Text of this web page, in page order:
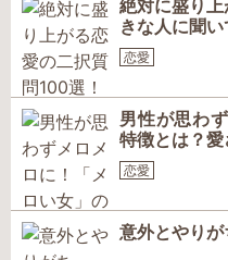
絶対に盛り
きな人に聞い
恋愛
男性が思わ
特徴とは？
恋愛
意外とやり